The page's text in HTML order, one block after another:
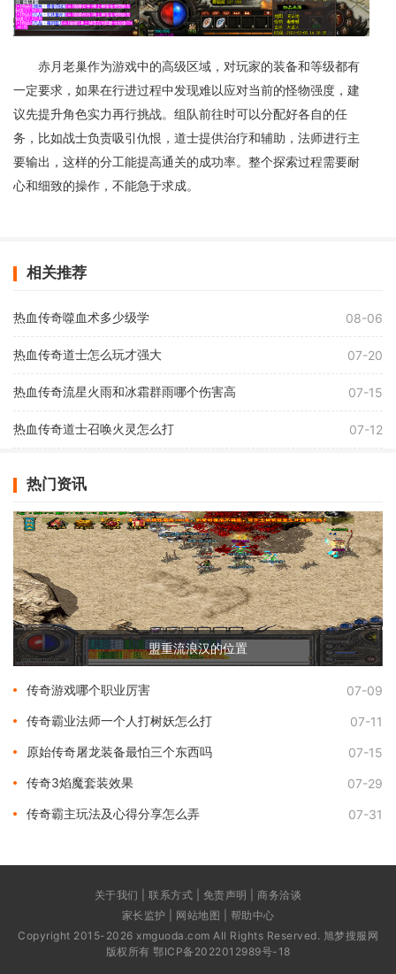
赤月老巢作为游戏中的高级区域，对玩家的装备和等级都有
一定要求，如果在行进过程中发现难以应对当前的怪物强度，建
议先提升角色实力再行挑战。组队前往时可以分配好各自的任
务，比如战士负责吸引仇恨，道士提供治疗和辅助，法师进行主
要输出，这样的分工能提高通关的成功率。整个探索过程需要耐
心和细致的操作，不能急于求成。
相关推荐
热血传奇噬血术多少级学 08-06
热血传奇道士怎么玩才强大 07-20
热血传奇流星火雨和冰霜群雨哪个伤害高 07-15
热血传奇道士召唤火灵怎么打 07-12
热门资讯
盟重流浪汉的位置
传奇游戏哪个职业厉害
07-09
传奇霸业法师一个人打树妖怎么打
07-11
原始传奇屠龙装备最怕三个东西吗
07-15
传奇3焰魔套装效果
07-29
传奇霸主玩法及心得分享怎么弄
07-31
关于我们 | 联系方式 | 免责声明 | 商务洽谈
家长监护 | 网站地图 | 帮助中心
Copyright 2015-2026 xmguoda.com All Rights Reserved. 旭梦搜服网
版权所有 鄂ICP备2022012989号-18